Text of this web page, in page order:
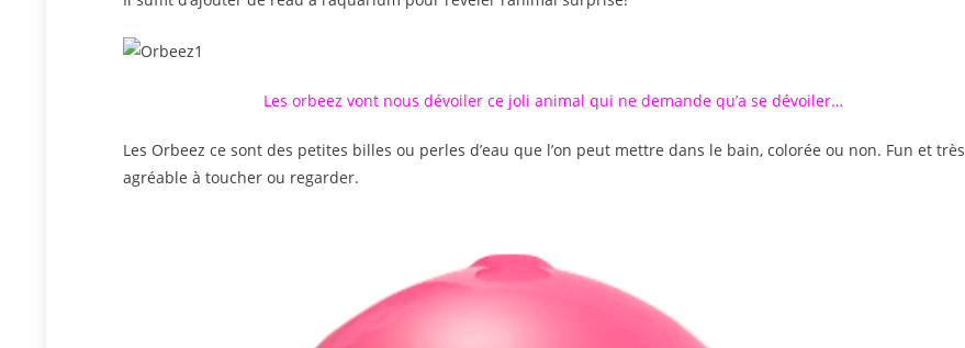
Les orbeez vont nous dévoiler ce joli animal qui ne demande qu’a se dévoiler…
Les Orbeez ce sont des petites billes ou perles d’eau que l’on peut mettre dans le bain, colorée ou non. Fun et très
agréable à toucher ou regarder.